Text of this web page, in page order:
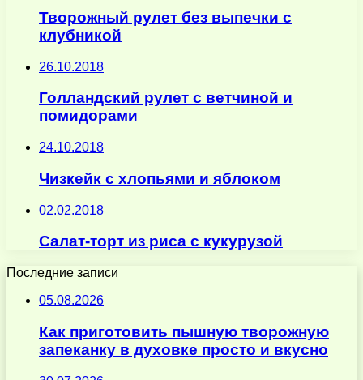
Творожный рулет без выпечки с
клубникой
26.10.2018
Голландский рулет с ветчиной и
помидорами
24.10.2018
Чизкейк с хлопьями и яблоком
02.02.2018
Салат-торт из риса с кукурузой
Последние записи
05.08.2026
Как приготовить пышную творожную
запеканку в духовке просто и вкусно